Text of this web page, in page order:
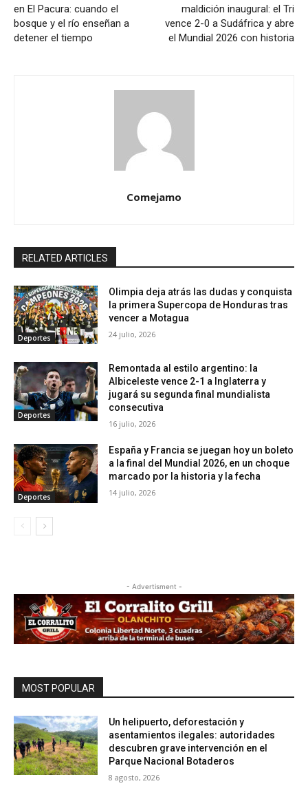
en El Pacura: cuando el
bosque y el río enseñan a
detener el tiempo
maldición inaugural: el Tri
vence 2-0 a Sudáfrica y abre
el Mundial 2026 con historia
Comejamo
RELATED ARTICLES
Deportes
Olimpia deja atrás las dudas y conquista
la primera Supercopa de Honduras tras
vencer a Motagua
24 julio, 2026
Deportes
Remontada al estilo argentino: la
Albiceleste vence 2-1 a Inglaterra y
jugará su segunda final mundialista
consecutiva
16 julio, 2026
Deportes
España y Francia se juegan hoy un boleto
a la final del Mundial 2026, en un choque
marcado por la historia y la fecha
14 julio, 2026
- Advertisment -
MOST POPULAR
Un helipuerto, deforestación y
asentamientos ilegales: autoridades
descubren grave intervención en el
Parque Nacional Botaderos
8 agosto, 2026